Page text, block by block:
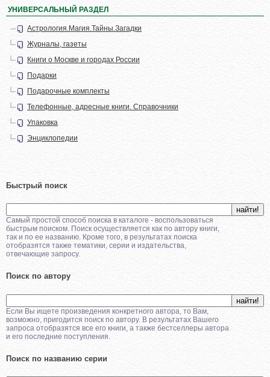
УНИВЕРСАЛЬНЫЙ РАЗДЕЛ
Астрология.Магия.Тайны.Загадки
Журналы, газеты
Книги о Москве и городах России
Подарки
Подарочные комплекты
Телефонные, адресные книги. Справочники
Упаковка
Энциклопедии
Быстрый поиск
Самый простой способ поиска в каталоге - воспользоваться
быстрым поиском. Поиск осуществляется как по автору книги,
так и по ее названию. Кроме того, в результатах поиска
отобразятся также тематики, серии и издательства,
отвечающие запросу.
Поиск по автору
Если Вы ищете произведения конкретного автора, то Вам,
возможно, пригодится поиск по автору. В результатах Вашего
запроса отобразятся все его книги, а также бестселлеры автора
и его последние поступления.
Поиск по названию серии